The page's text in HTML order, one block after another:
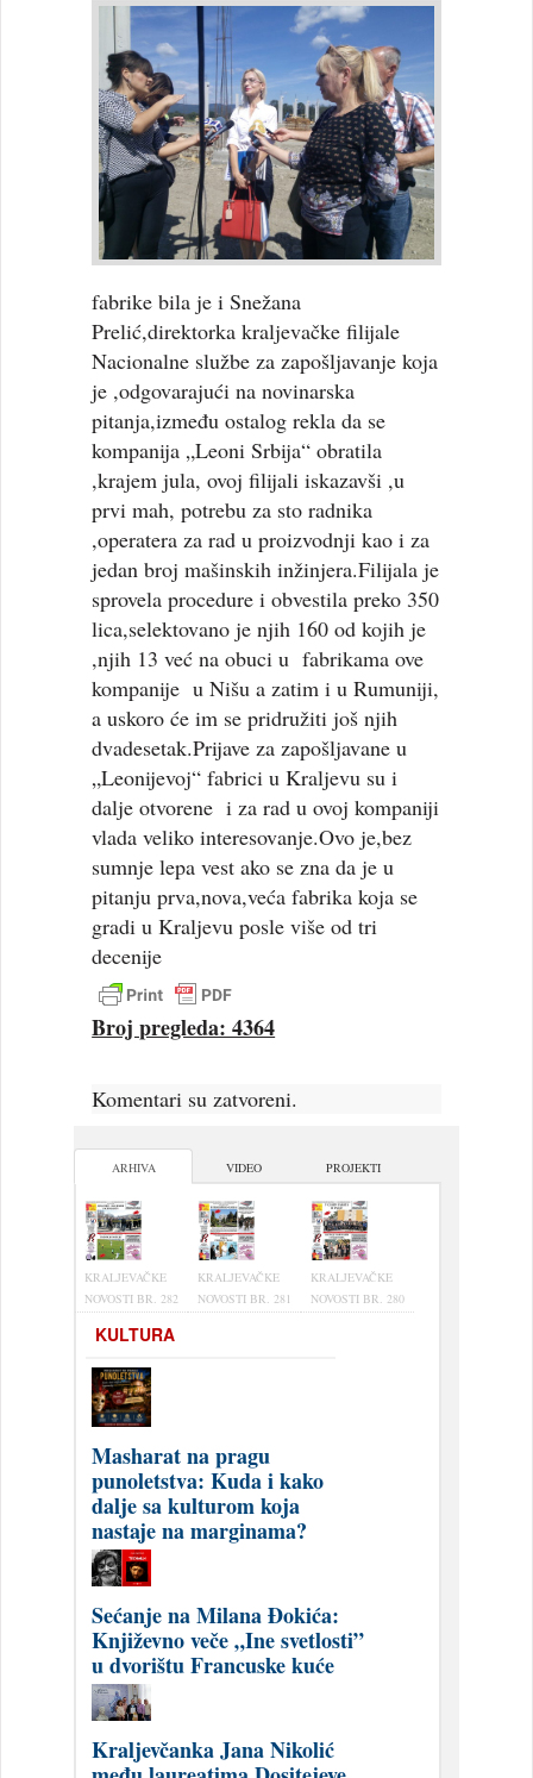
fabrike bila je i Snežana
Prelić,direktorka kraljevačke filijale
Nacionalne službe za zapošljavanje koja
je ,odgovarajući na novinarska
pitanja,između ostalog rekla da se
kompanija „Leoni Srbija“ obratila
,krajem jula, ovoj filijali iskazavši ,u
prvi mah, potrebu za sto radnika
,operatera za rad u proizvodnji kao i za
jedan broj mašinskih inžinjera.Filijala je
sprovela procedure i obvestila preko 350
lica,selektovano je njih 160 od kojih je
,njih 13 već na obuci u fabrikama ove
kompanije u Nišu a zatim i u Rumuniji,
a uskoro će im se pridružiti još njih
dvadesetak.Prijave za zapošljavane u
„Leonijevoj“ fabrici u Kraljevu su i
dalje otvorene i za rad u ovoj kompaniji
vlada veliko interesovanje.Ovo je,bez
sumnje lepa vest ako se zna da je u
pitanju prva,nova,veća fabrika koja se
gradi u Kraljevu posle više od tri
decenije
Broj pregleda: 4364
Komentari su zatvoreni.
ARHIVA VIDEO PROJEKTI
KRALJEVAČKE
NOVOSTI BR. 282
KRALJEVAČKE
NOVOSTI BR. 281
KRALJEVAČKE
NOVOSTI BR. 280
KULTURA
Masharat na pragu
punoletstva: Kuda i kako
dalje sa kulturom koja
nastaje na marginama?
Sećanje na Milana Đokića:
Književno veče „Ine svetlosti”
u dvorištu Francuske kuće
Kraljevčanka Jana Nikolić